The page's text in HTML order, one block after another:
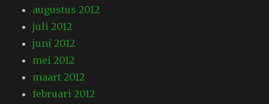
augustus 2012
juli 2012
juni 2012
mei 2012
maart 2012
februari 2012